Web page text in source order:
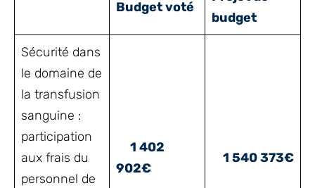
Budget voté
budget
Sécurité dans
le domaine de
la transfusion
sanguine :
participation
aux frais du
personnel de
1 402
902€
1 540 373€